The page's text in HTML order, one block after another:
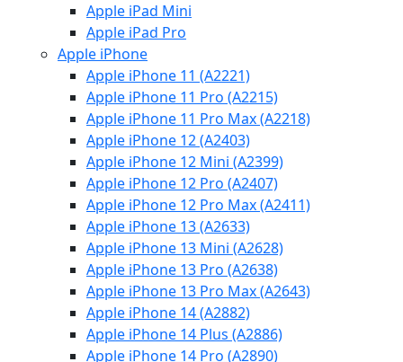
Apple iPad Mini
Apple iPad Pro
Apple iPhone
Apple iPhone 11 (A2221)
Apple iPhone 11 Pro (A2215)
Apple iPhone 11 Pro Max (A2218)
Apple iPhone 12 (A2403)
Apple iPhone 12 Mini (A2399)
Apple iPhone 12 Pro (A2407)
Apple iPhone 12 Pro Max (A2411)
Apple iPhone 13 (A2633)
Apple iPhone 13 Mini (A2628)
Apple iPhone 13 Pro (A2638)
Apple iPhone 13 Pro Max (A2643)
Apple iPhone 14 (A2882)
Apple iPhone 14 Plus (A2886)
Apple iPhone 14 Pro (A2890)